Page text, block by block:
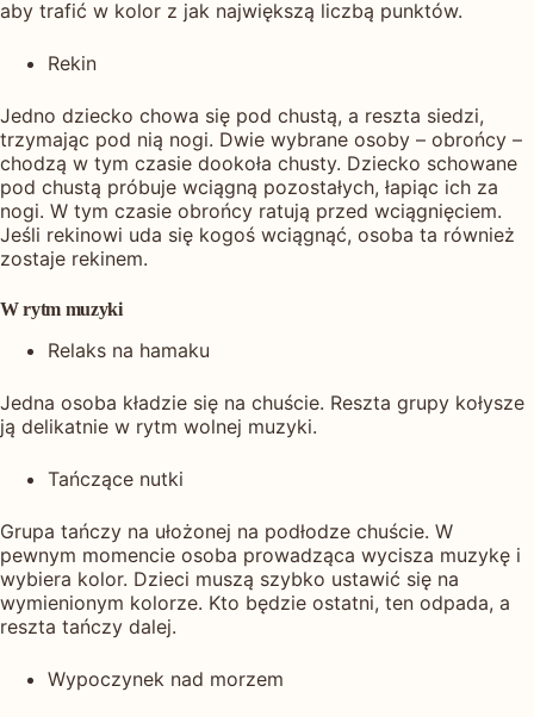
aby trafić w kolor z jak największą liczbą punktów.
Rekin
Jedno dziecko chowa się pod chustą, a reszta siedzi,
trzymając pod nią nogi. Dwie wybrane osoby – obrońcy –
chodzą w tym czasie dookoła chusty. Dziecko schowane
pod chustą próbuje wciągną pozostałych, łapiąc ich za
nogi. W tym czasie obrońcy ratują przed wciągnięciem.
Jeśli rekinowi uda się kogoś wciągnąć, osoba ta również
zostaje rekinem.
W rytm muzyki
Relaks na hamaku
Jedna osoba kładzie się na chuście. Reszta grupy kołysze
ją delikatnie w rytm wolnej muzyki.
Tańczące nutki
Grupa tańczy na ułożonej na podłodze chuście. W
pewnym momencie osoba prowadząca wycisza muzykę i
wybiera kolor. Dzieci muszą szybko ustawić się na
wymienionym kolorze. Kto będzie ostatni, ten odpada, a
reszta tańczy dalej.
Wypoczynek nad morzem